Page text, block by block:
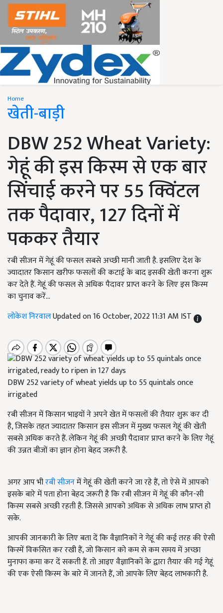
Home
खेती-बाड़ी
DBW 252 Wheat Variety:
गेहूं की इस किस्म से एक बार
सिंचाई करने पर 55 क्विंटल
तक पैदावार, 127 दिनों में
पककर तैयार
रबी सीजन में गेहूं की फसल सबसे अच्छी मानी जाती है. इसलिए देश के
ज्यादातर किसान खरीफ फसलों की कटाई के बाद इसकी खेती करना शुरू
कर देते हैं. गेहूं की फसल से अधिक पैदावर प्राप्त करने के लिए इस किस्म
का चुनाव करें...
लोकेश निरवालUpdated on 16 October, 2022 11:31 AM IST
DBW 252 variety of wheat yields up to 55 quintals once
irrigated
रबी सीजन में किसान भाइयों ने अपने खेत में फसलों की तैयार शुरू कर दी
है, जिसके तहत ज्यादातर किसान इस सीजन में मुख्य फसल गेहूं की खेती
सबसे अधिक करते हैं. लेकिन गेहूं की अच्छी पैदावार प्राप्त करने के लिए गेहूं
की उन्नत बीजों का ज्ञान होना बेहद जरूरी है.
अगर आप भीरबी सीजनमें गेहूं की खेती करने जा रहे हैं, तो ऐसे में आपको
इसके बारे में पता होना बेहद जरूरी है कि रबी सीजन में गेहूं की कौन-सी
किस्म सबसे अच्छी रहती है. जिससे आपको अधिक से अधिक लाभ प्राप्त हो
सके.
आपकी जानकारी के लिए बता दें कि वैज्ञानिकों ने गेहूं की कई तरह की ऐसी
किस्में विकसित कर रखी हैं, जो किसान को कम से कम समय में अच्छा
मुनाफा कमा कर दें सकती हैं. तो आइए वैज्ञानिकों के द्वारा तैयार की गई गेहूं
की एक ऐसी किस्म के बारे में जानते हैं, जो आपके लिए बेहद लाभकारी है.